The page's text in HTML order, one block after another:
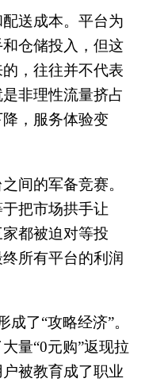
送成本。平台为
仓储投入，但这
，往往并不代表
非理性流量挤占
，服务体验变
间的军备竞赛。
把市场拱手让
都被迫对等投
所有平台的利润
了“攻略经济”。
量“0元购”返现拉
被教育成了职业